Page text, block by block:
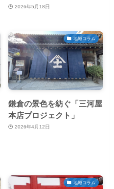
2026年5月18日
地域コラム
鎌倉の景色を紡ぐ「三河屋
本店プロジェクト」
2026年4月12日
地域コラム